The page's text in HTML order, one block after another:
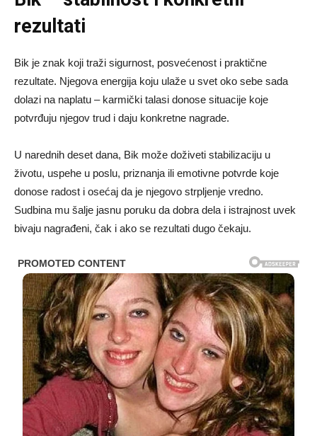
rezultati
Bik je znak koji traži sigurnost, posvećenost i praktične
rezultate. Njegova energija koju ulaže u svet oko sebe sada
dolazi na naplatu – karmički talasi donose situacije koje
potvrđuju njegov trud i daju konkretne nagrade.
U narednih deset dana, Bik može doživeti stabilizaciju u
životu, uspehe u poslu, priznanja ili emotivne potvrde koje
donose radost i osećaj da je njegovo strpljenje vredno.
Sudbina mu šalje jasnu poruku da dobra dela i istrajnost uvek
bivaju nagrađeni, čak i ako se rezultati dugo čekaju.